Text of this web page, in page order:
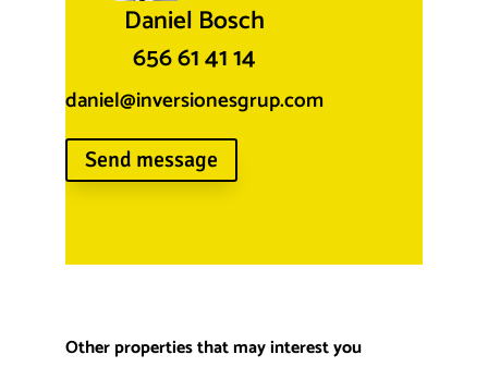
Daniel Bosch
656 61 41 14
daniel@inversionesgrup.com
Send message
Other properties that may interest you